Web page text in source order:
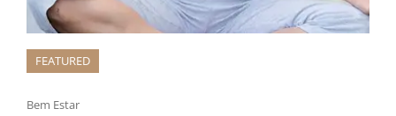
FEATURED
Bem Estar